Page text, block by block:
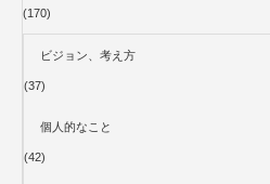
(170)
ビジョン、考え方
(37)
個人的なこと
(42)